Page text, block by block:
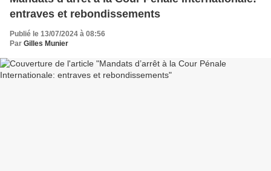
entraves et rebondissements
Publié le 13/07/2024 à 08:56
Par Gilles Munier